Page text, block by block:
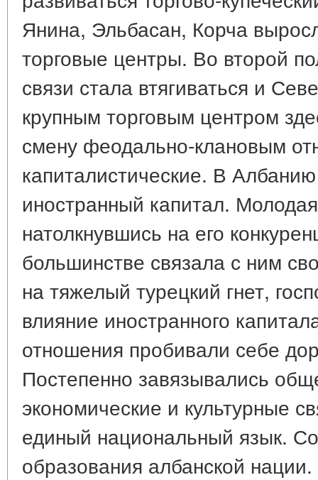
Янина, Эльбасан, Корча
торговые центры. Во второй
связи стала втягиваться и
крупным торговым центром
смену феодально-клановым
капиталистические. В
иностранный капитал.
натолкнувшись на его
большинстве связала с ним
на тяжелый турецкий гнет,
влияние иностранного
отношения пробивали себе
Постепенно завязывались
экономические и культурные
единый национальный язык.
образования албанской нации.